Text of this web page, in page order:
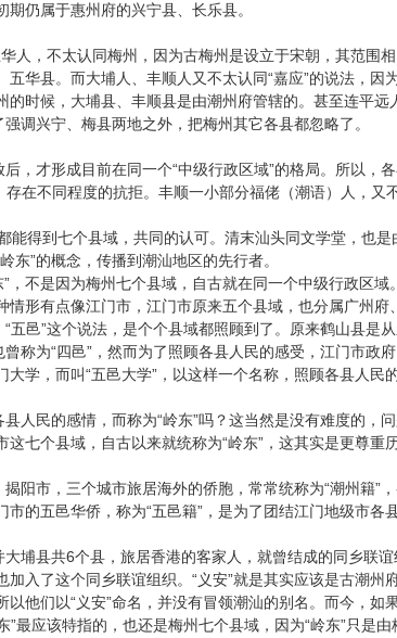
仍属于惠州府的兴宁县、长乐县。
，不太认同梅州，因为古梅州是设立于宋朝，其范围
华县。而大埔人、丰顺人又不太认同“嘉应”的说法，因
时候，大埔县、丰顺县是由潮州府管辖的。甚至连平远
调兴宁、梅县两地之外，把梅州其它各县都忽略了。
才形成目前在同一个“中级行政区域”的格局。所以，各
存在不同程度的抗拒。丰顺一小部分福佬（潮语）人，又
得到七个县域，共同的认可。清末汕头同文学堂，也是
东”的概念，传播到潮汕地区的先行者。
不是因为梅州七个县域，自古就在同一个中级行政区域
情形有点像江门市，江门市原来五个县域，也分属广州府
五邑”这个说法，是个个县域都照顾到了。原来鹤山县是
称为“四邑”，然而为了照顾各县人民的感受，江门市政
学，而叫“五邑大学”，以这样一个名称，照顾各县人民的
民的感情，而称为“岭东”吗？这当然是没有难度的，
七个县域，自古以来就统称为“岭东”，这其实是更尊重
市，三个城市旅居海外的侨胞，常常统称为“潮州籍”，
市的五邑华侨，称为“五邑籍”，是为了团结江门地级市各
埔县共6个县，旅居香港的客家人，就曾结成的同乡联谊
入了这个同乡联谊组织。“义安”就是其实应该是古潮州
以他们以“义安”命名，并没有冒领潮汕的别名。而今，如
”最应该特指的，也还是梅州七个县域，因为“岭东”只是